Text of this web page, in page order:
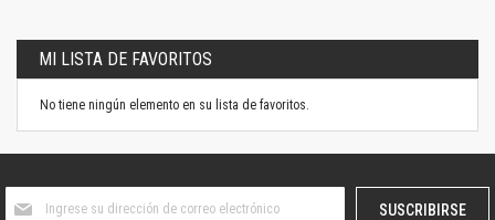
MI LISTA DE FAVORITOS
No tiene ningún elemento en su lista de favoritos.
SUSCRIBIRSE